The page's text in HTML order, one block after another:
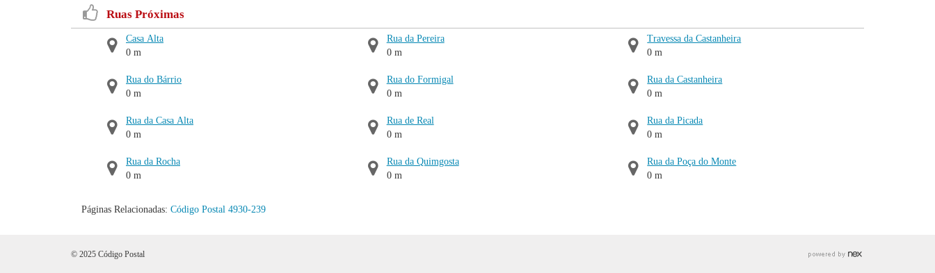
Ruas Próximas
Casa Alta
0 m
Rua do Bárrio
0 m
Rua da Casa Alta
0 m
Rua da Rocha
0 m
Rua da Pereira
0 m
Rua do Formigal
0 m
Rua de Real
0 m
Rua da Quimgosta
0 m
Travessa da Castanheira
0 m
Rua da Castanheira
0 m
Rua da Picada
0 m
Rua da Poça do Monte
0 m
Páginas Relacionadas: Código Postal 4930-239
© 2025 Código Postal